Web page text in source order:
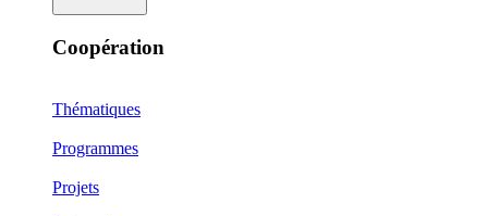
Coopération
Thématiques
Programmes
Projets